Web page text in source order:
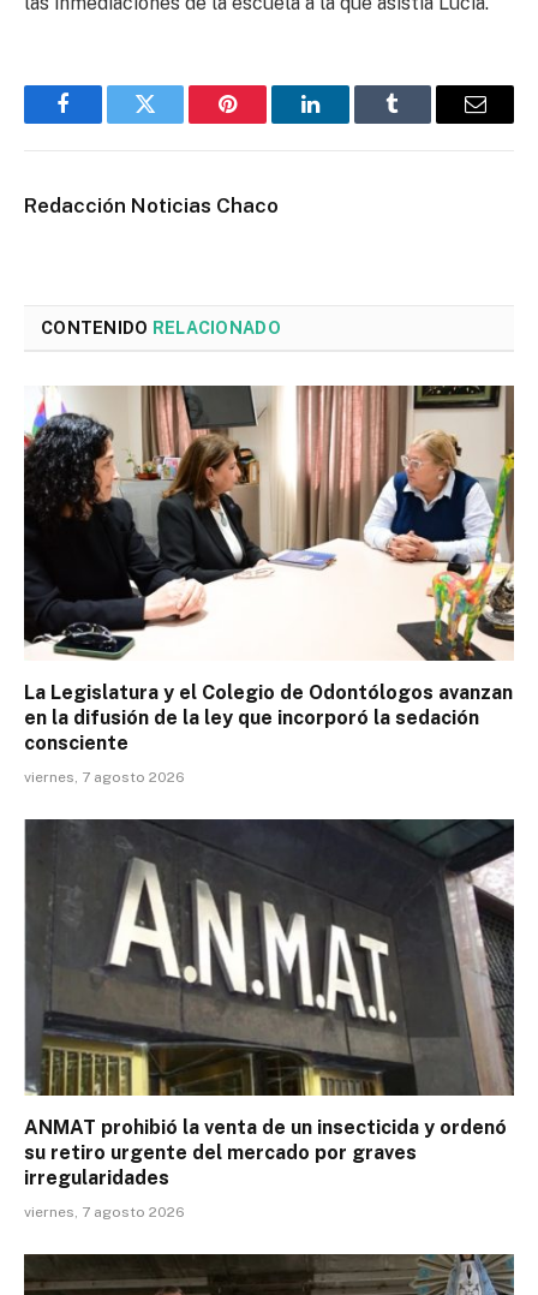
FacebookTwitter Pinterest LinkedInTumblr Email
Redacción Noticias Chaco
CONTENIDO RELACIONADO
La Legislatura y el Colegio de Odontólogos avanzan
en la difusión de la ley que incorporó la sedación
consciente
viernes, 7 agosto 2026
ANMAT prohibió la venta de un insecticida y ordenó
su retiro urgente del mercado por graves
irregularidades
viernes, 7 agosto 2026